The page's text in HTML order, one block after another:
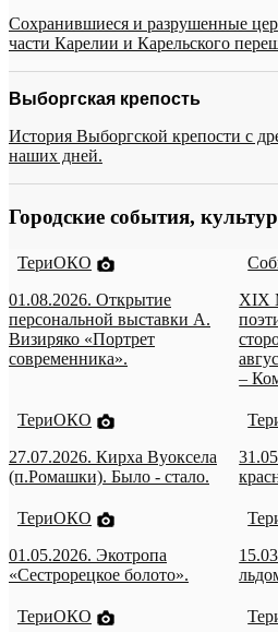
Сохранившиеся и разрушенные
части Карелии и Карельского
Выборгская крепость
История Выборгской крепости с
наших дней.
Городские события,
ТериОКО
01.08.2026. Открытие
персональной выставки А.
Визиряко «Портрет
современника».
XIX
–
ТериОКО
27.07.2026. Кирха Вуоксела
(п.Ромашки). Было - стало.
ТериОКО
01.05.2026. Экотропа
«Сестрорецкое болото».
ТериОКО